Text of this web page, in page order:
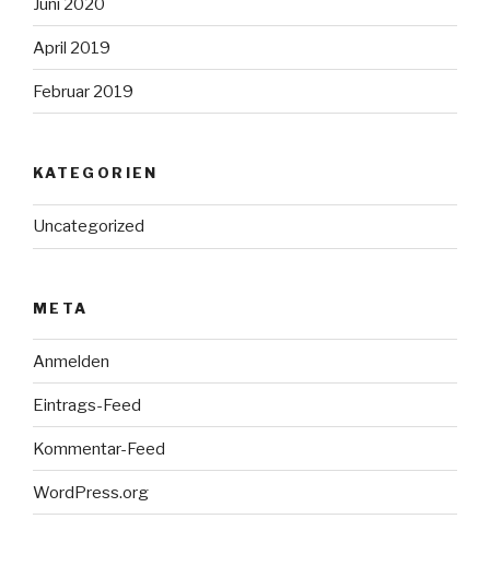
April 2019
Februar 2019
KATEGORIEN
Uncategorized
META
Anmelden
Eintrags-Feed
Kommentar-Feed
WordPress.org